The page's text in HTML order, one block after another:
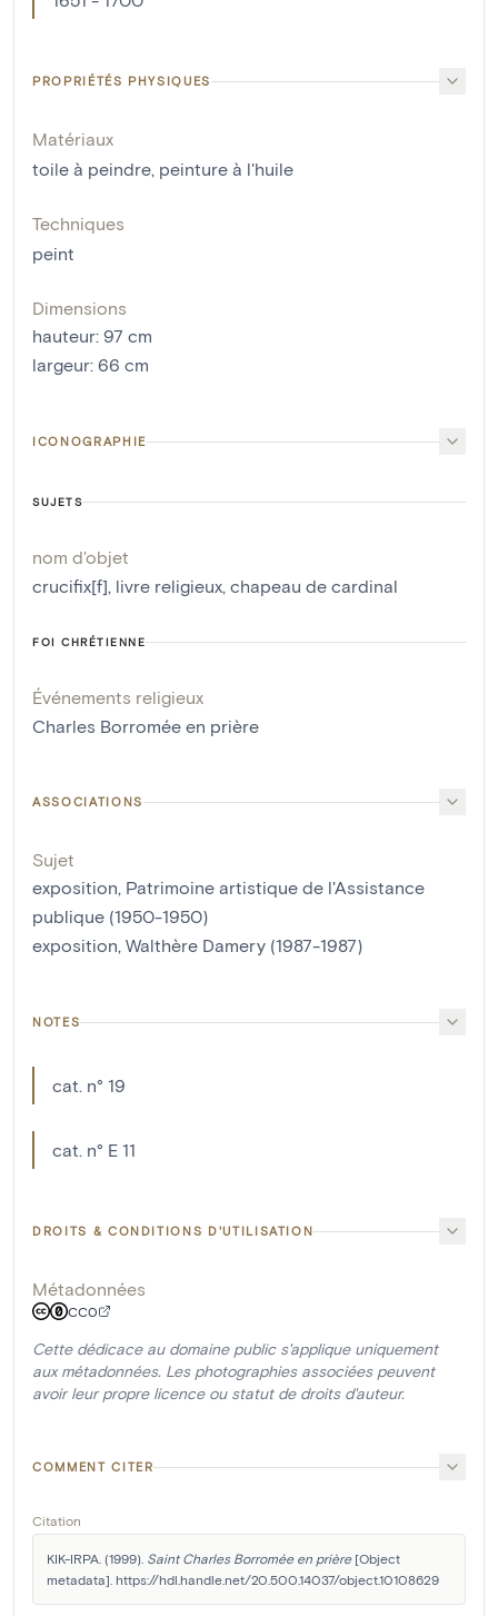
PROPRIÉTÉS PHYSIQUES
Matériaux
toile à peindre, peinture à l'huile
Techniques
peint
Dimensions
hauteur: 97 cm
largeur: 66 cm
ICONOGRAPHIE
SUJETS
nom d'objet
crucifix[f], livre religieux, chapeau de cardinal
FOI CHRÉTIENNE
Événements religieux
Charles Borromée en prière
ASSOCIATIONS
Sujet
exposition, Patrimoine artistique de l'Assistance
publique (1950-1950)
exposition, Walthère Damery (1987-1987)
NOTES
cat. n° 19
cat. n° E 11
DROITS & CONDITIONS D'UTILISATION
Métadonnées
CC0
Cette dédicace au domaine public s'applique uniquement
aux métadonnées. Les photographies associées peuvent
avoir leur propre licence ou statut de droits d'auteur.
COMMENT CITER
Citation
KIK-IRPA. (1999). Saint Charles Borromée en prière [Object
metadata]. https://hdl.handle.net/20.500.14037/object.10108629